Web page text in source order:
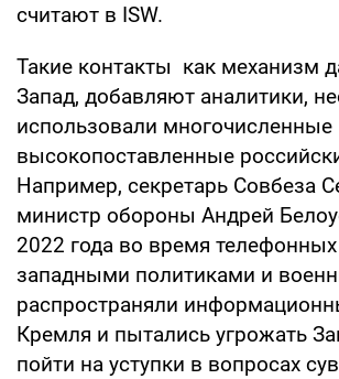
считают в ISW.
Такие контакты как механизм
Запад, добавляют аналитики,
использовали многочисленные
высокопоставленные
Например, секретарь Совбеза
министр обороны Андрей
2022 года во время
западными политиками и
распространяли
Кремля и пытались угрожать
пойти на уступки в вопросах